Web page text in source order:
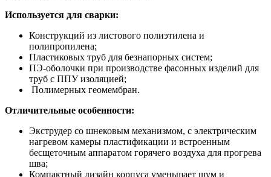
Используется для сварки:
Конструкций из листового полиэтилена и
полипропилена;
Пластиковых труб для безнапорных систем;
ПЭ-оболочки при производстве фасонных изделий для
труб с ППУ изоляцией;
Полимерных геомембран.
Отличительные особенности:
Экструдер со шнековым механизмом, с электрическим
нагревом камеры пластификации и встроенным
бесщеточным аппаратом горячего воздуха для прогрева
шва;
Компактный дизайн корпуса уменьшает шум и